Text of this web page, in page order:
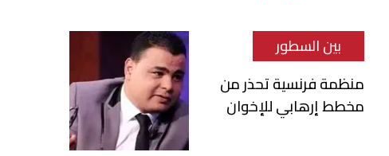
بين السطور
منظمة فرنسية تحذر من
مخطط إرهابي للإخوان